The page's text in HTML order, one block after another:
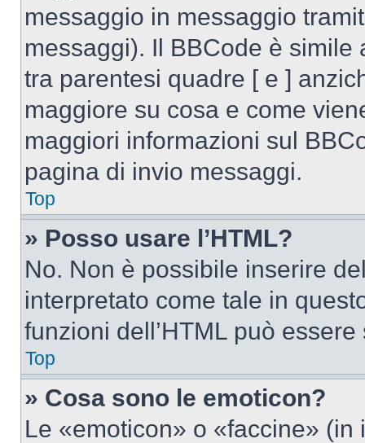
messaggio in messaggio
messaggi). Il BBCode è simile
tra parentesi quadre [ e ]
maggiore su cosa e come
maggiori informazioni sul
pagina di invio messaggi.
Top
» Posso usare l’HTML?
No. Non è possibile inserire
interpretato come tale in
funzioni dell’HTML può
Top
» Cosa sono le emoticon?
Le «emoticon» o «faccine»